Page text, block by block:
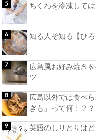
ちくわを冷凍して
知る人ぞ知る【ひろ
広島風お好み焼き
ツ
広島以外では食べ
ぎも」って何！？？
英語のしりとりは